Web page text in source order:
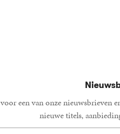
een van onze nieuwsbrieven
nieuwe titels,